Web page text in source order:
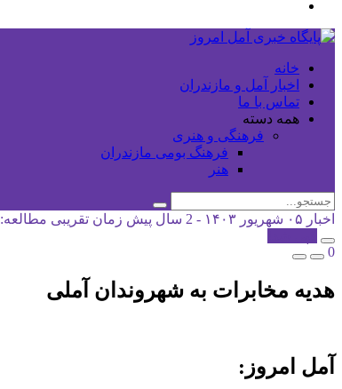
خانه
اخبار آمل و مازندران
تماس با ما
همه دسته
فرهنگی و هنری
فرهنگ بومی مازندران
هنر
اخبار ۰۵ شهریور ۱۴۰۳ - 2 سال پیش
زمان تقریبی مطالعه: 1 دقیقه
0
هدیه مخابرات به شهروندان آملی
آمل امروز: